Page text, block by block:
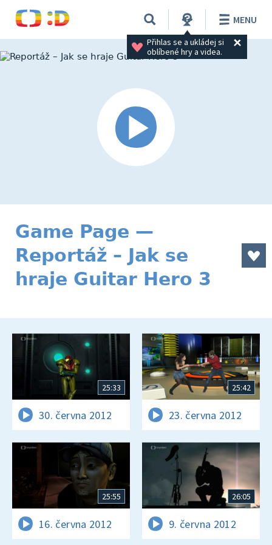
Přihlas se a ukládej si
oblíbené hry a videa.
MENU
Game Page —
Reportáž – Jak se
hraje Guitar Hero 3
25:33
30. června 2012
25:42
23. června 2012
25:55
16. června 2012
26:05
9. června 2012